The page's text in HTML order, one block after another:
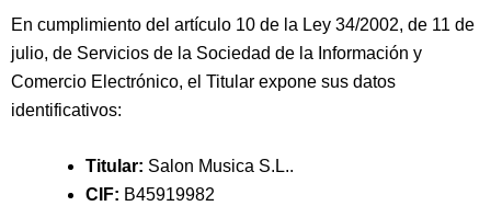
En cumplimiento del artículo 10 de la Ley 34/2002, de 11 de
julio, de Servicios de la Sociedad de la Información y
Comercio Electrónico, el Titular expone sus datos
identificativos:
Titular: Salon Musica S.L..
CIF: B45919982